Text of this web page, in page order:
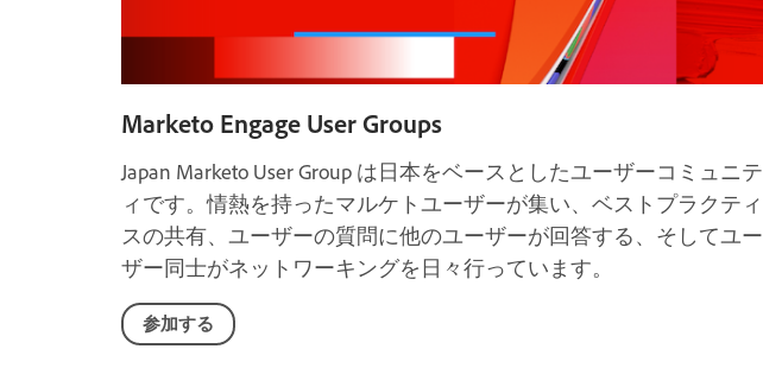
Marketo Engage User Groups
Japan Marketo User Group は日本をベースとしたユーザーコミュニテ
ィです。情熱を持ったマルケトユーザーが集い、ベストプラクティ
スの共有、ユーザーの質問に他のユーザーが回答する、そしてユー
ザー同士がネットワーキングを日々行っています。
参加する